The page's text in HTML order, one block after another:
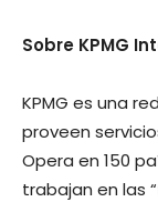
Sobre KPMG
KPMG es una
proveen
Opera en 150
trabajan en las